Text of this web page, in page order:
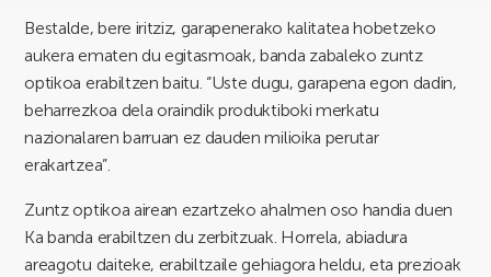
Bestalde, bere iritziz, garapenerako kalitatea hobetzeko
aukera ematen du egitasmoak, banda zabaleko zuntz
optikoa erabiltzen baitu. “Uste dugu, garapena egon dadin,
beharrezkoa dela oraindik produktiboki merkatu
nazionalaren barruan ez dauden milioika perutar
erakartzea”.
Zuntz optikoa airean ezartzeko ahalmen oso handia duen
Ka banda erabiltzen du zerbitzuak. Horrela, abiadura
areagotu daiteke, erabiltzaile gehiagora heldu, eta prezioak